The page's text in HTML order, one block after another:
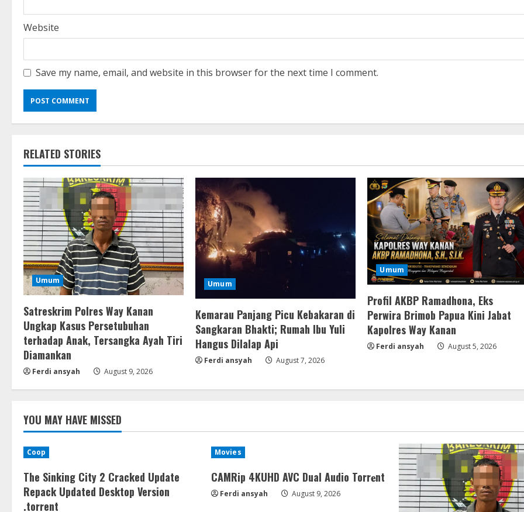
Website
Save my name, email, and website in this browser for the next time I comment.
RELATED STORIES
Umum
Satreskrim Polres Way Kanan
Ungkap Kasus Persetubuhan
terhadap Anak, Tersangka Ayah Tiri
Diamankan
Ferdi ansyah August 9, 2026
Umum
Kemarau Panjang Picu Kebakaran di
Sangkaran Bhakti; Rumah Ibu Yuli
Hangus Dilalap Api
Ferdi ansyah August 7, 2026
Umum
Profil AKBP Ramadhona, Eks
Perwira Brimob Papua Kini Jabat
Kapolres Way Kanan
Ferdi ansyah August 5, 2026
YOU MAY HAVE MISSED
Coop
The Sinking City 2 Cracked Update
Repack Updated Desktop Version
.torrent
Movies
CAMRip 4KUHD AVC Dual Audio Torr𝐞nt
Ferdi ansyah August 9, 2026